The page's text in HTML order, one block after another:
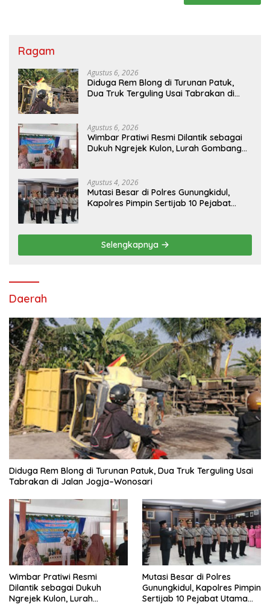
Ragam
Agustus 6, 2026
Diduga Rem Blong di Turunan Patuk,
Dua Truk Terguling Usai Tabrakan di
Agustus 6, 2026
Wimbar Pratiwi Resmi Dilantik sebagai
Dukuh Ngrejek Kulon, Lurah Gombang
Agustus 4, 2026
Mutasi Besar di Polres Gunungkidul,
Kapolres Pimpin Sertijab 10 Pejabat
Selengkapnya
Daerah
Diduga Rem Blong di Turunan Patuk, Dua Truk Terguling Usai
Tabrakan di Jalan Jogja–Wonosari
Wimbar Pratiwi Resmi
Dilantik sebagai Dukuh
Ngrejek Kulon, Lurah
Mutasi Besar di Polres
Gunungkidul, Kapolres Pimpin
Sertijab 10 Pejabat Utama